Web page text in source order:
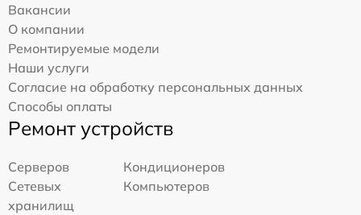
Вакансии
О компании
Ремонтируемые модели
Наши услуги
Согласие на обработку персональных данных
Способы оплаты
Ремонт устройств
Серверов
Кондиционеров
Сетевых
хранилищ
Компьютеров